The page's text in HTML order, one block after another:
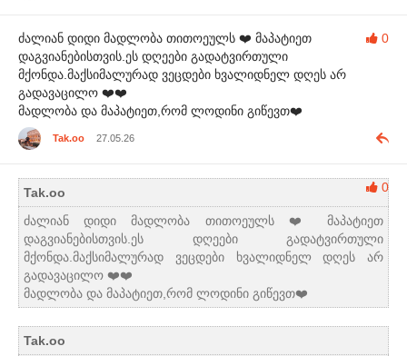
0
ძალიან დიდი მადლობა თითოეულს ❤️ მაპატიეთ
დაგვიანებისთვის.ეს დღეები გადატვირთული
მქონდა.მაქსიმალურად ვეცდები ხვალიდნელ დღეს არ
გადავაცილო ❤️❤️
მადლობა და მაპატიეთ,რომ ლოდინი გიწევთ❤️
Tak.oo 27.05.26
0
Tak.oo
ძალიან დიდი მადლობა თითოეულს ❤️ მაპატიეთ
დაგვიანებისთვის.ეს დღეები გადატვირთული
მქონდა.მაქსიმალურად ვეცდები ხვალიდნელ დღეს არ
გადავაცილო ❤️❤️
მადლობა და მაპატიეთ,რომ ლოდინი გიწევთ❤️
Tak.oo